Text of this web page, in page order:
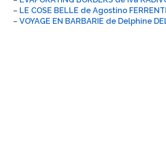
– LE COSE BELLE de Agostino
– VOYAGE EN BARBARIE de Delphine